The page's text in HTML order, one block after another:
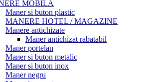
MOBILA
Maner si buton plastic
MANERE HOTEL / MAGAZINE
Manere antichizate
Maner antichizat rabatabil
Maner portelan
Maner si buton metalic
Maner si buton inox
Maner negru